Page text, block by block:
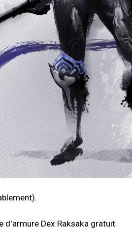
d'armure Dex Raksaka gratuit.